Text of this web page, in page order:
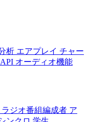
析 エアプレイ チャー
API オーディオ機能
ラジオ番組編成者 ア